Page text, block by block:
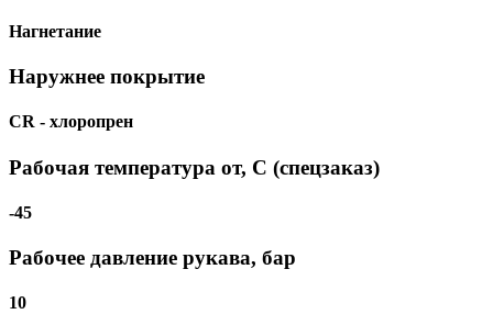
Нагнетание
Наружнее покрытие
CR - хлоропрен
Рабочая температура от, С (спецзаказ)
-45
Рабочее давление рукава, бар
10